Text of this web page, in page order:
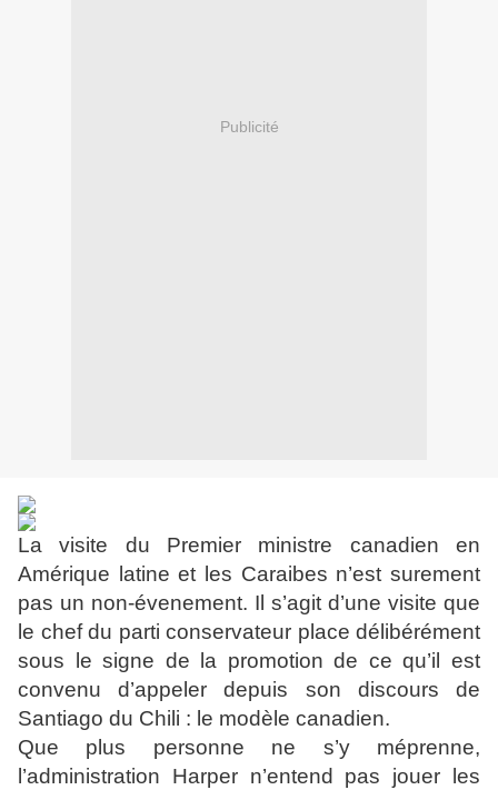
Publicité
La visite du Premier ministre canadien en
Amérique latine et les Caraibes n’est surement
pas un non-évenement. Il s’agit d’une visite que
le chef du parti conservateur place délibérément
sous le signe de la promotion de ce qu’il est
convenu d’appeler depuis son discours de
Santiago du Chili : le modèle canadien.
Que plus personne ne s’y méprenne,
l’administration Harper n’entend pas jouer les